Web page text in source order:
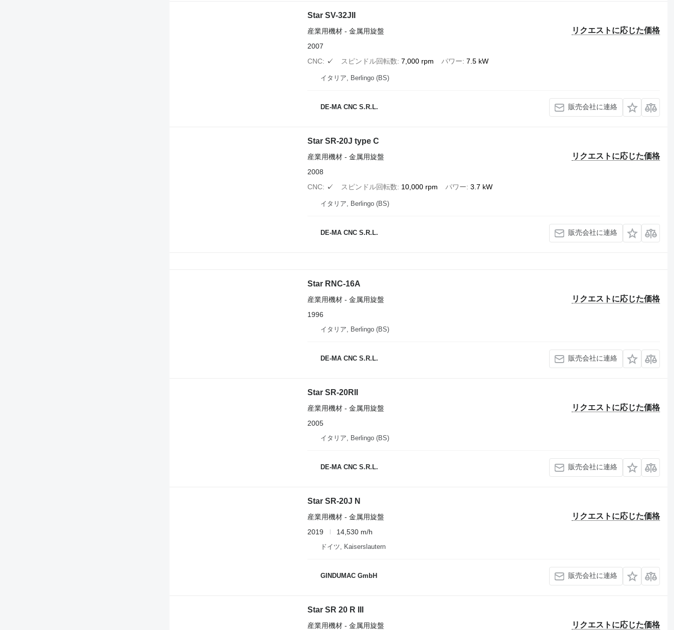
Star SV-32JII
リクエストに応じた価格
産業用機材 - 金属用旋盤
2007
CNC
✓ スピンドル回転数 7,000 rpm パワー 7.5 kW
イタリア, Berlingo (BS)
DE-MA CNC S.R.L. 販売会社に連絡
Star SR-20J type C
リクエストに応じた価格
産業用機材 - 金属用旋盤
2008
CNC
✓ スピンドル回転数 10,000 rpm パワー 3.7 kW
イタリア, Berlingo (BS)
DE-MA CNC S.R.L. 販売会社に連絡
Star RNC-16A
リクエストに応じた価格
産業用機材 - 金属用旋盤
1996
イタリア, Berlingo (BS)
DE-MA CNC S.R.L. 販売会社に連絡
Star SR-20RII
リクエストに応じた価格
産業用機材 - 金属用旋盤
2005
イタリア, Berlingo (BS)
DE-MA CNC S.R.L. 販売会社に連絡
Star SR-20J N
リクエストに応じた価格
産業用機材 - 金属用旋盤
2019
14,530 m/h
ドイツ, Kaiserslautern
GINDUMAC GmbH 販売会社に連絡
Star SR 20 R III
リクエストに応じた価格
産業用機材 - 金属用旋盤